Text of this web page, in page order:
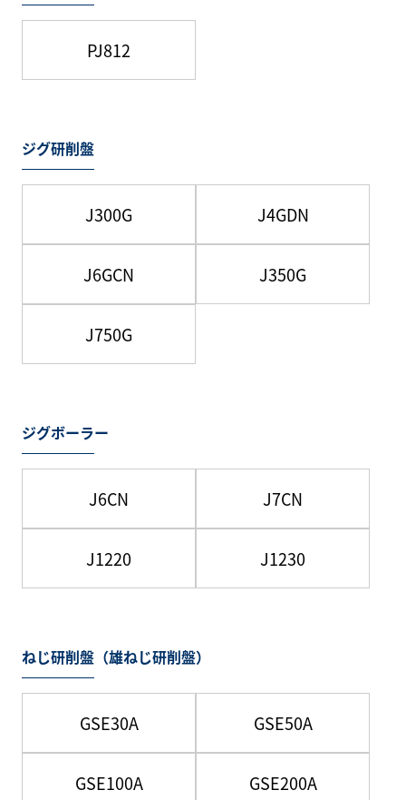
PJ812
ジグ研削盤
J300G J4GDN
J6GCN J350G
J750G
ジグボーラー
J6CN J7CN
J1220 J1230
ねじ研削盤（雄ねじ研削盤）
GSE30A GSE50A
GSE100A GSE200A